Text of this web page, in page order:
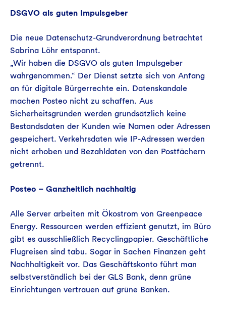
DSGVO als guten Impulsgeber
Die neue Datenschutz-Grundverordnung betrachtet
Sabrina Löhr entspannt.
„Wir haben die DSGVO als guten Impulsgeber
wahrgenommen.“ Der Dienst setzte sich von Anfang
an für digitale Bürgerrechte ein. Datenskandale
machen Posteo nicht zu schaffen. Aus
Sicherheitsgründen werden grundsätzlich keine
Bestandsdaten der Kunden wie Namen oder Adressen
gespeichert. Verkehrsdaten wie IP-Adressen werden
nicht erhoben und Bezahldaten von den Postfächern
getrennt.
Posteo – Ganzheitlich nachhaltig
Alle Server arbeiten mit Ökostrom von Greenpeace
Energy. Ressourcen werden effizient genutzt, im Büro
gibt es ausschließlich Recyclingpapier. Geschäftliche
Flugreisen sind tabu. Sogar in Sachen Finanzen geht
Nachhaltigkeit vor. Das Geschäftskonto führt man
selbstverständlich bei der GLS Bank, denn grüne
Einrichtungen vertrauen auf grüne Banken.